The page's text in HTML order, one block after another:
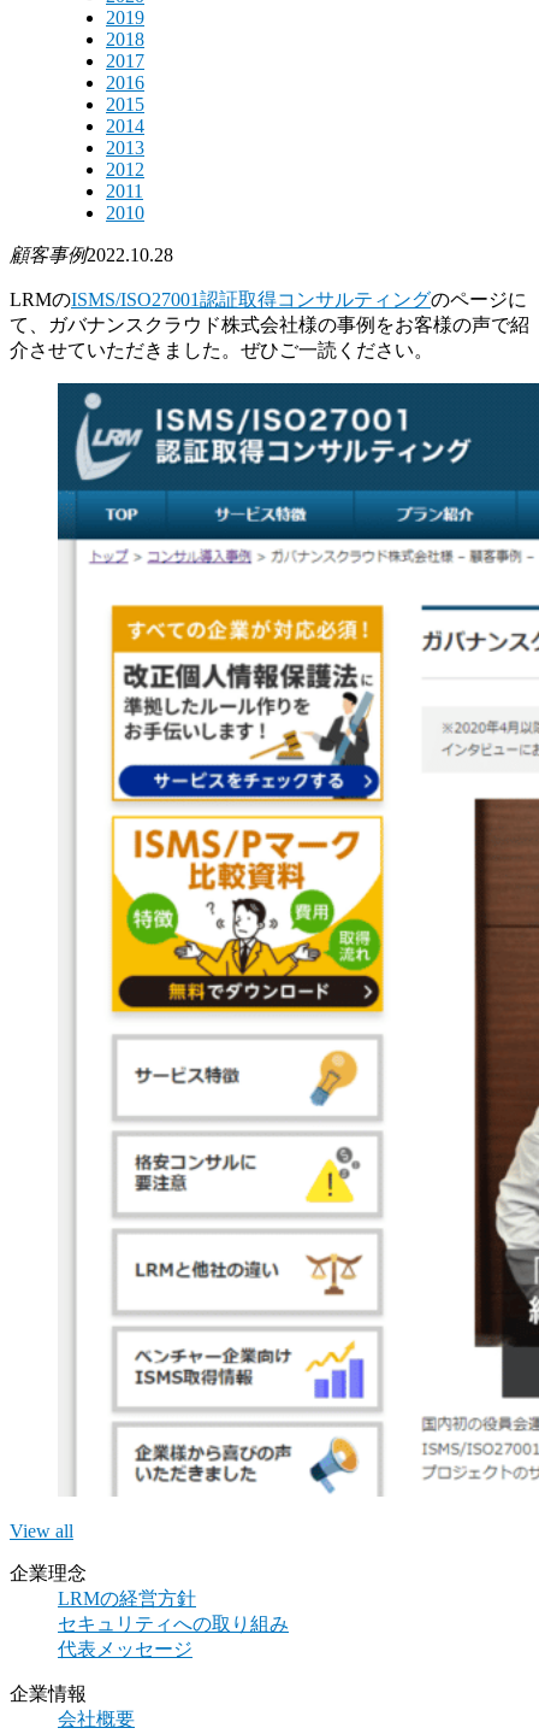
2019
2018
2017
2016
2015
2014
2013
2012
2011
2010
顧客事例2022.10.28
LRMのISMS/ISO27001認証取得コンサルティングのページに
て、ガバナンスクラウド株式会社様の事例をお客様の声で紹
介させていただきました。ぜひご一読ください。
View all
企業理念
LRMの経営方針
セキュリティへの取り組み
代表メッセージ
企業情報
会社概要